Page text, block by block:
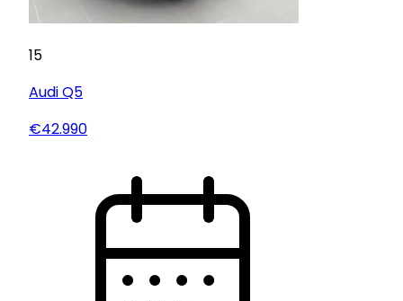
15
AudiQ5
€42.990